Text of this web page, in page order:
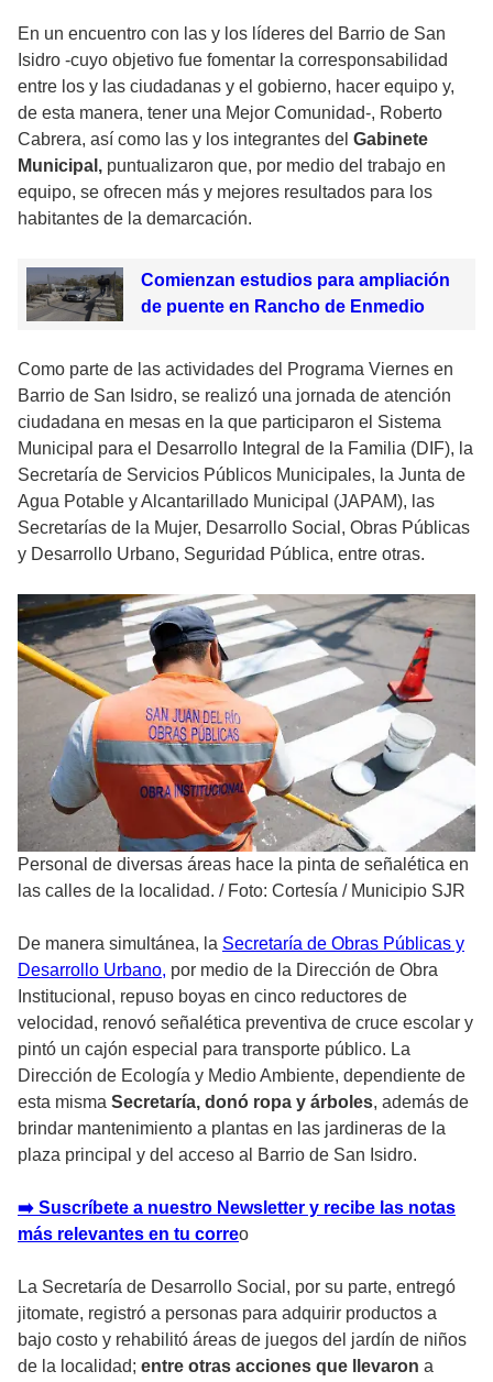
En un encuentro con las y los líderes del Barrio de San
Isidro -cuyo objetivo fue fomentar la corresponsabilidad
entre los y las ciudadanas y el gobierno, hacer equipo y,
de esta manera, tener una Mejor Comunidad-, Roberto
Cabrera, así como las y los integrantes del Gabinete
Municipal, puntualizaron que, por medio del trabajo en
equipo, se ofrecen más y mejores resultados para los
habitantes de la demarcación.
Comienzan estudios para ampliación
de puente en Rancho de Enmedio
Como parte de las actividades del Programa Viernes en
Barrio de San Isidro, se realizó una jornada de atención
ciudadana en mesas en la que participaron el Sistema
Municipal para el Desarrollo Integral de la Familia (DIF), la
Secretaría de Servicios Públicos Municipales, la Junta de
Agua Potable y Alcantarillado Municipal (JAPAM), las
Secretarías de la Mujer, Desarrollo Social, Obras Públicas
y Desarrollo Urbano, Seguridad Pública, entre otras.
Personal de diversas áreas hace la pinta de señalética en
las calles de la localidad. / Foto: Cortesía / Municipio SJR
De manera simultánea, la Secretaría de Obras Públicas y
Desarrollo Urbano, por medio de la Dirección de Obra
Institucional, repuso boyas en cinco reductores de
velocidad, renovó señalética preventiva de cruce escolar y
pintó un cajón especial para transporte público. La
Dirección de Ecología y Medio Ambiente, dependiente de
esta misma Secretaría, donó ropa y árboles, además de
brindar mantenimiento a plantas en las jardineras de la
plaza principal y del acceso al Barrio de San Isidro.
➡️ Suscríbete a nuestro Newsletter y recibe las notas
más relevantes en tu correo
La Secretaría de Desarrollo Social, por su parte, entregó
jitomate, registró a personas para adquirir productos a
bajo costo y rehabilitó áreas de juegos del jardín de niños
de la localidad; entre otras acciones que llevaron a